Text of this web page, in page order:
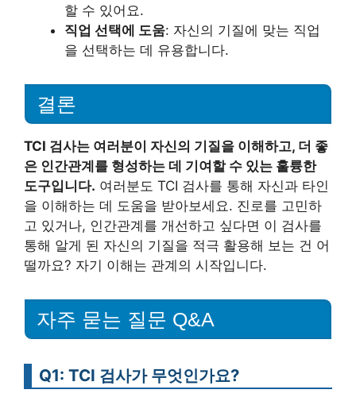
할 수 있어요.
직업 선택에 도움: 자신의 기질에 맞는 직업
을 선택하는 데 유용합니다.
결론
TCI 검사는 여러분이 자신의 기질을 이해하고, 더 좋
은 인간관계를 형성하는 데 기여할 수 있는 훌륭한
도구입니다. 여러분도 TCI 검사를 통해 자신과 타인
을 이해하는 데 도움을 받아보세요. 진로를 고민하
고 있거나, 인간관계를 개선하고 싶다면 이 검사를
통해 알게 된 자신의 기질을 적극 활용해 보는 건 어
떨까요? 자기 이해는 관계의 시작입니다.
자주 묻는 질문 Q&A
Q1: TCI 검사가 무엇인가요?